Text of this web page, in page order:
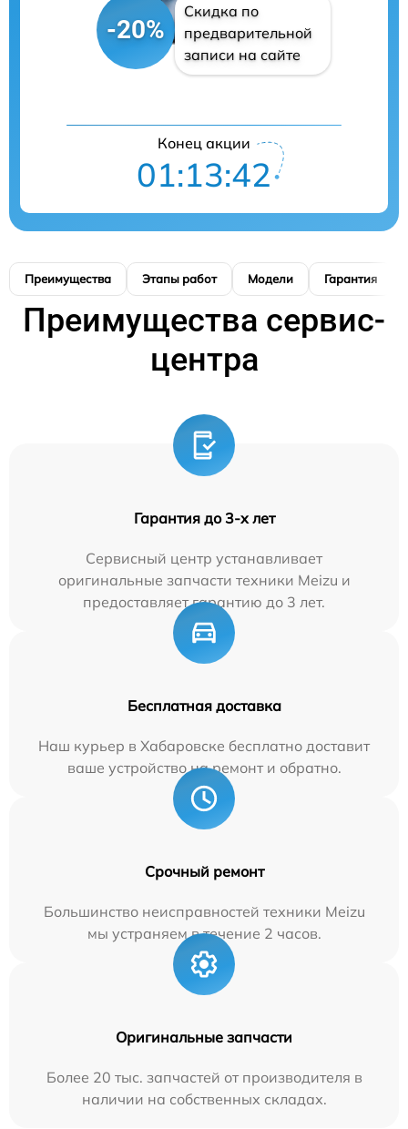
-20%
Скидка по
предварительной
записи на сайте
Конец акции
01:13:42
Преимущества Этапы работ Модели Гарантия
Преимущества сервис-
центра
Гарантия до 3-х лет
Сервисный центр устанавливает
оригинальные запчасти техники Meizu и
предоставляет гарантию до 3 лет.
Бесплатная доставка
Наш курьер в Хабаровске бесплатно доставит
ваше устройство на ремонт и обратно.
Срочный ремонт
Большинство неисправностей техники Meizu
мы устраняем в течение 2 часов.
Оригинальные запчасти
Более 20 тыс. запчастей от производителя в
наличии на собственных складах.